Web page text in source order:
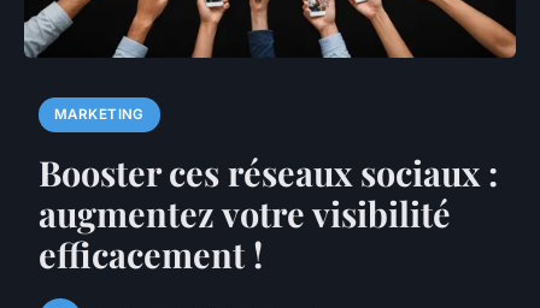
MARKETING
Booster ces réseaux sociaux :
augmentez votre visibilité
efficacement !